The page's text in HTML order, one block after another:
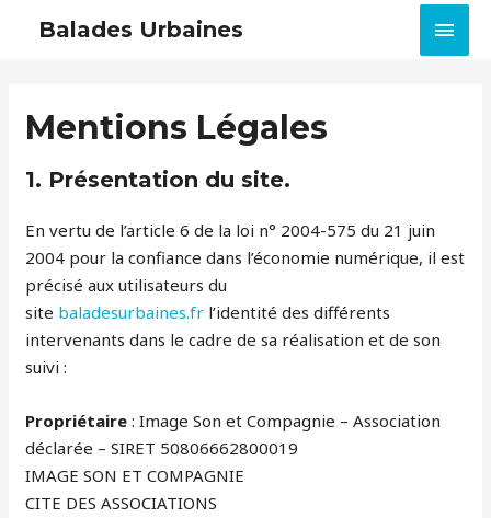
Balades Urbaines
Mentions Légales
1. Présentation du site.
En vertu de l’article 6 de la loi n° 2004-575 du 21 juin
2004 pour la confiance dans l’économie numérique, il est
précisé aux utilisateurs du
site baladesurbaines.fr l’identité des différents
intervenants dans le cadre de sa réalisation et de son
suivi :
Propriétaire : Image Son et Compagnie – Association
déclarée – SIRET 50806662800019
IMAGE SON ET COMPAGNIE
CITE DES ASSOCIATIONS